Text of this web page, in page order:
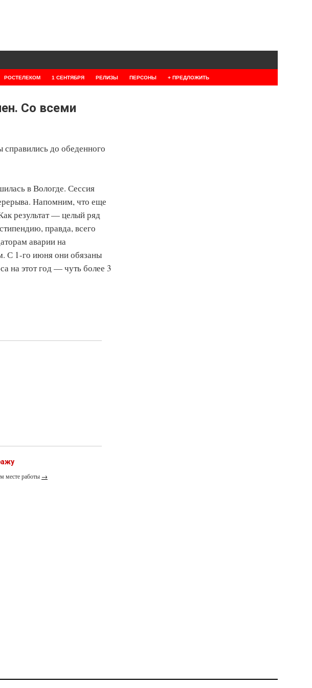
РОСТЕЛЕКОМ 1 СЕНТЯБРЯ РЕЛИЗЫ ПЕРСОНЫ + ПРЕДЛОЖИТЬ
Со всеми
до обеденного
в Вологде. Сессия
Напомним, что еще
результат — целый ряд
правда, всего
аварии на
С 1-го июня они обязаны
на этот год — чуть более 3
месте работы →